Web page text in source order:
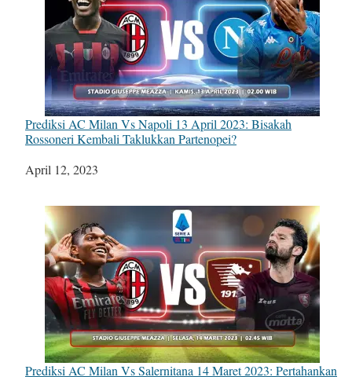
Prediksi AC Milan Vs Napoli 13 April 2023: Bisakah
Rossoneri Kembali Taklukkan Partenopei?
Tanggal
April 12, 2023
Prediksi AC Milan Vs Salernitana 14 Maret 2023: Pertahankan